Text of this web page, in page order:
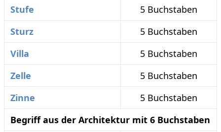
Stufe
5 Buchstaben
Sturz
5 Buchstaben
Villa
5 Buchstaben
Zelle
5 Buchstaben
Zinne
5 Buchstaben
Begriff aus der Architektur mit 6 Buchstaben